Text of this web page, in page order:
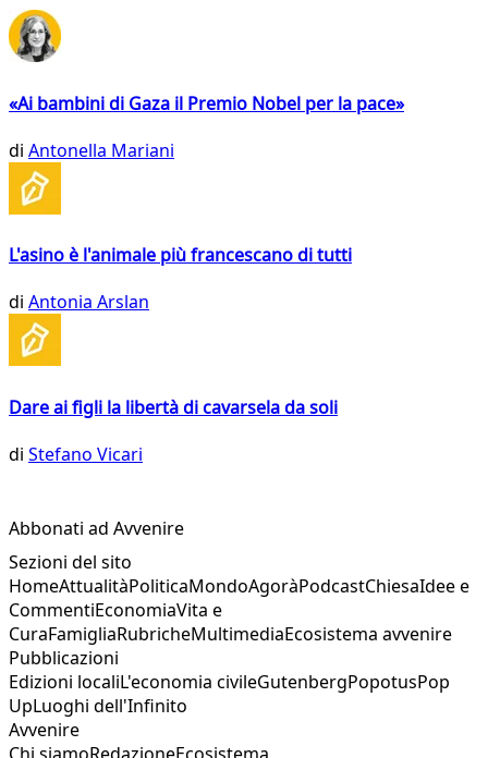
«Ai bambini di Gaza il Premio Nobel per la pace»
di Antonella Mariani
L'asino è l'animale più francescano di tutti
di Antonia Arslan
Dare ai figli la libertà di cavarsela da soli
di Stefano Vicari
Abbonati ad Avvenire
Sezioni del sito
HomeAttualitàPoliticaMondoAgoràPodcastChiesaIdee e
CommentiEconomiaVita e
CuraFamigliaRubricheMultimediaEcosistema avvenire
Pubblicazioni
Edizioni localiL'economia civileGutenbergPopotusPop
UpLuoghi dell'Infinito
Avvenire